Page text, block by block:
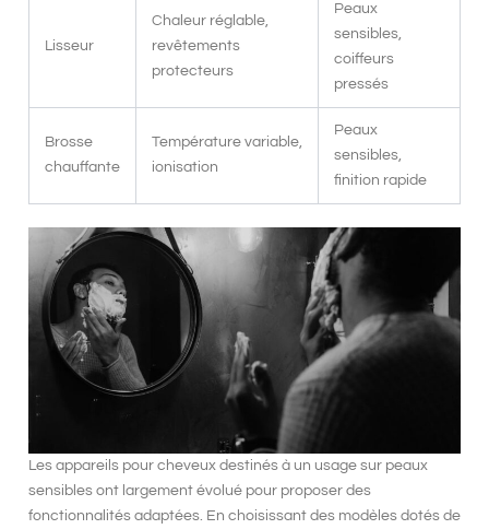
Lisseur
Chaleur réglable,
revêtements
protecteurs
Peaux
sensibles,
coiffeurs
pressés
Brosse
chauffante
Température variable,
ionisation
Peaux
sensibles,
finition rapide
Les appareils pour cheveux destinés à un usage sur peaux
sensibles ont largement évolué pour proposer des
fonctionnalités adaptées. En choisissant des modèles dotés de